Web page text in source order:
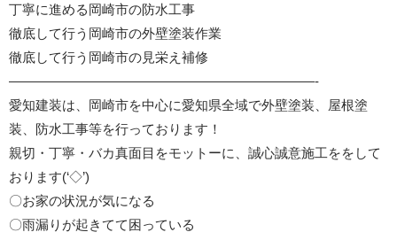
丁寧に進める岡崎市の防水工事
徹底して行う岡崎市の外壁塗装作業
徹底して行う岡崎市の見栄え補修
———————————————————————-
愛知建装は、岡崎市を中心に愛知県全域で外壁塗装、屋根塗
装、防水工事等を行っております！
親切・丁寧・バカ真面目をモットーに、誠心誠意施工ををして
おります(‘◇’)ゞ
〇お家の状況が気になる
〇雨漏りが起きてて困っている